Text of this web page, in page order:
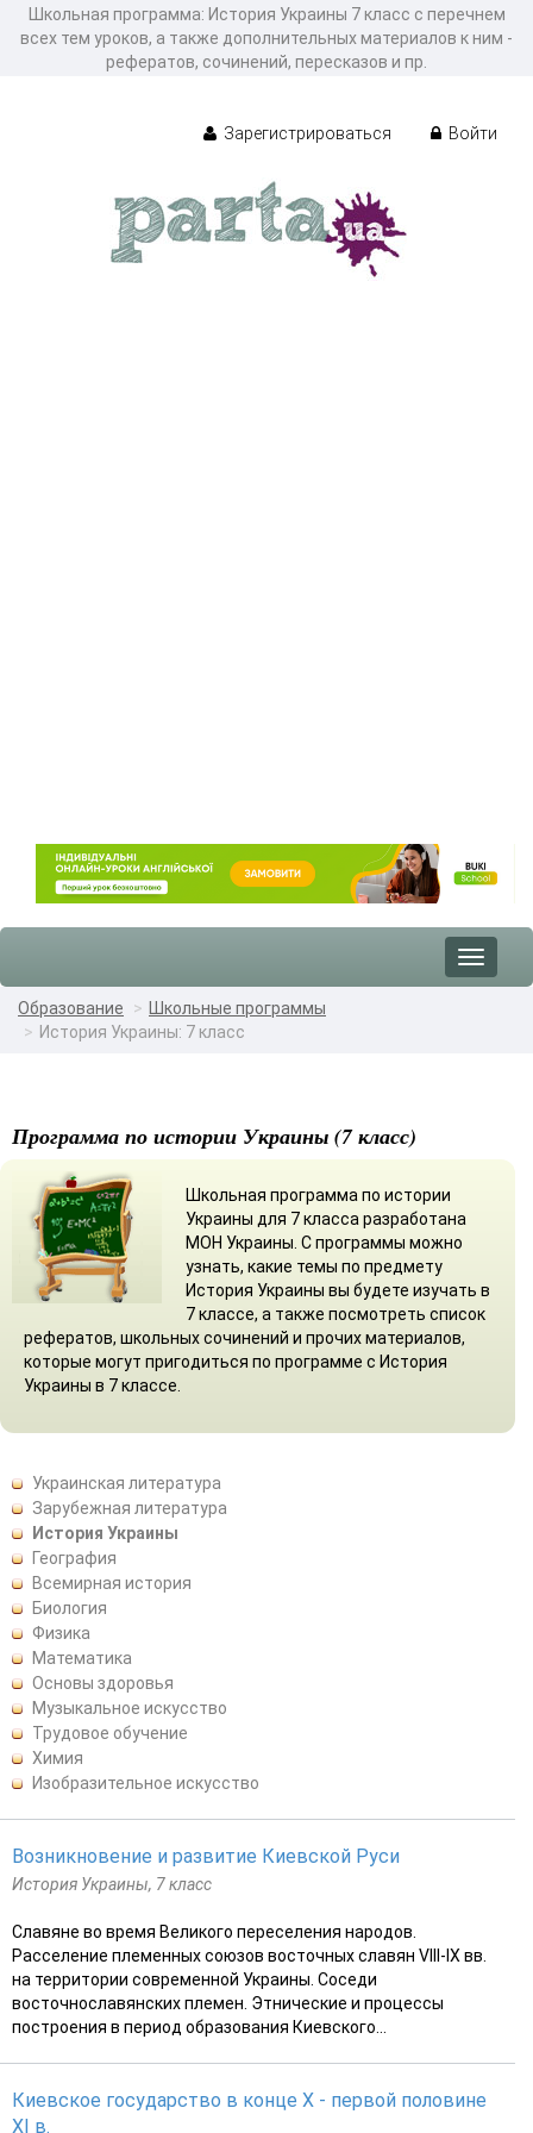
Школьная программа: История Украины 7 класс с перечнем
всех тем уроков, а также дополнительных материалов к ним -
рефератов, сочинений, пересказов и пр.
Зарегистрироваться Войти
Toggle
Образование
Школьные программы
История Украины: 7 класс
Программа по истории Украины (7 класс)
Школьная программа по истории
Украины для 7 класса разработана
МОН Украины. С программы можно
узнать, какие темы по предмету
История Украины вы будете изучать в
7 классе, а также посмотреть список
рефератов, школьных сочинений и прочих материалов,
которые могут пригодиться по программе с История
Украины в 7 классе.
Украинская литература
Зарубежная литература
История Украины
География
Всемирная история
Биология
Физика
Математика
Основы здоровья
Музыкальное искусство
Трудовое обучение
Химия
Изобразительное искусство
Возникновение и развитие Киевской Руси
История Украины, 7 класс
Славяне во время Великого переселения народов.
Расселение племенных союзов восточных славян VIII-IX вв.
на территории современной Украины. Соседи
восточнославянских племен. Этнические и процессы
построения в период образования Киевского...
Киевское государство в конце Х - первой половине
XI в.